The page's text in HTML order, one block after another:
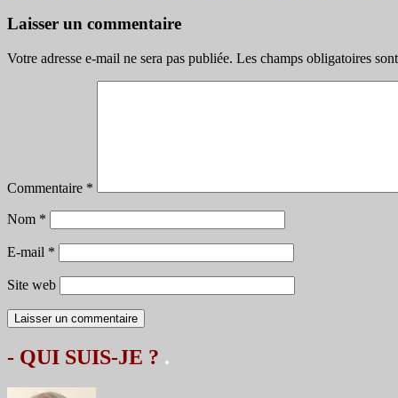
des
Laisser un commentaire
Votre adresse e-mail ne sera pas publiée. Les champs obligatoires
Commentaire *
Nom *
E-mail *
Site web
- QUI SUIS-JE ? .